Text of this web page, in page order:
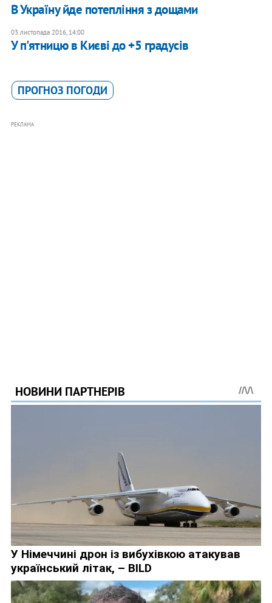
В Україну йде потепління з дощами
03 листопада 2016, 14:00
У п'ятницю в Києві до +5 градусів
ПРОГНОЗ ПОГОДИ
РЕКЛАМА